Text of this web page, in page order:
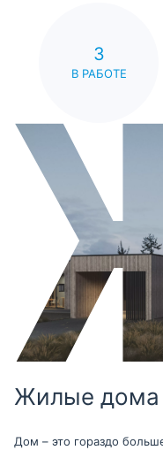
3
В РАБОТЕ
Жилые дома
Дом – это гораздо